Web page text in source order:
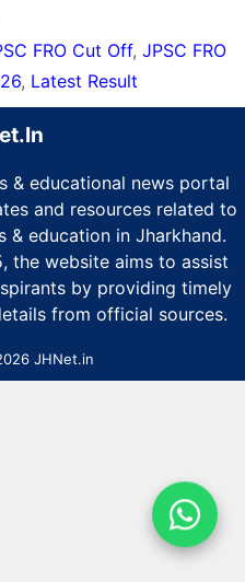
FRO Cut Off, JPSC FRO
, Latest Result
& educational news portal
and resources related to
& education in Jharkhand.
the website aims to assist
by providing timely
from official sources.
JHNet.in